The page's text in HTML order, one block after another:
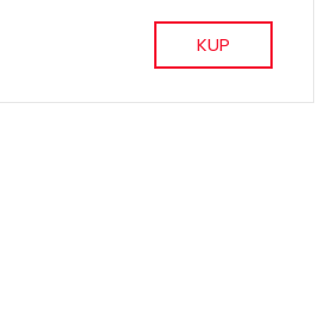
KUP